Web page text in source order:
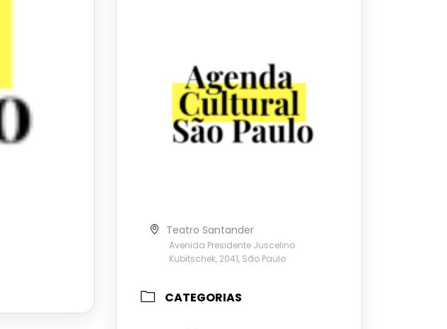
Teatro Santander
Avenida Presidente Juscelino
Kubitschek, 2041, São Paulo
CATEGORIAS